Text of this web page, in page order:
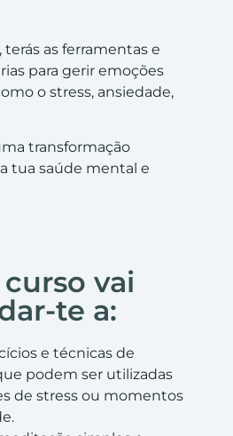
as ferramentas e
para gerir emoções
o stress, ansiedade,
transformação
tua saúde mental e
curso vai
te a:
e técnicas de
podem ser utilizadas
de stress ou momentos